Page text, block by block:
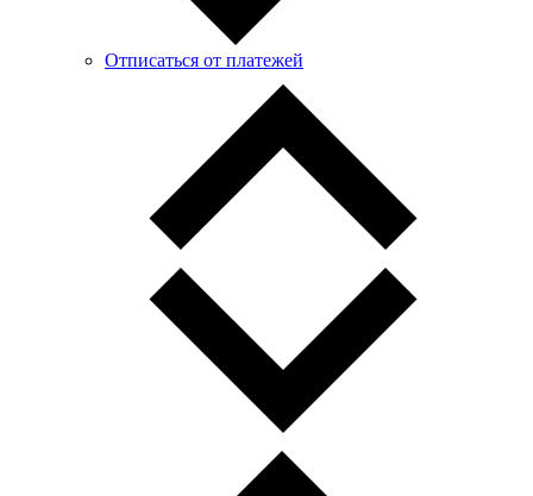
Отписаться от платежей